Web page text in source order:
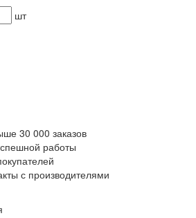
шт
30 000 заказов
работы
с производителями